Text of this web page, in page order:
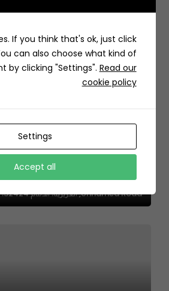
Wok To Walk | ووك تو والك
السعودية
Indian Kitchen | المطبخ الهندي
Unnamed Road, العزيزية، الدمام 32424، السعودية
If you think that's ok, just click
can also choose what kind of
by clicking "Settings". Read our
cookie policy
Settings
Accept all